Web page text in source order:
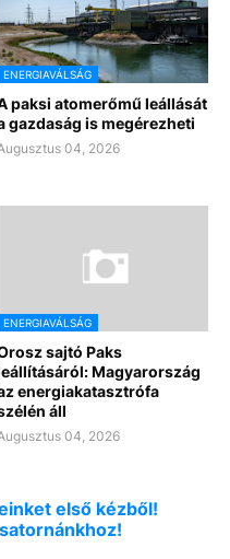
ENERGIAVÁLSÁG
paksi atomerőmű leállását
gazdaság is megérezheti
04, 2026
ENERGIAVÁLSÁG
sajtó Paks
Magyarország
energiakatasztrófa
áll
04, 2026
első kézből!